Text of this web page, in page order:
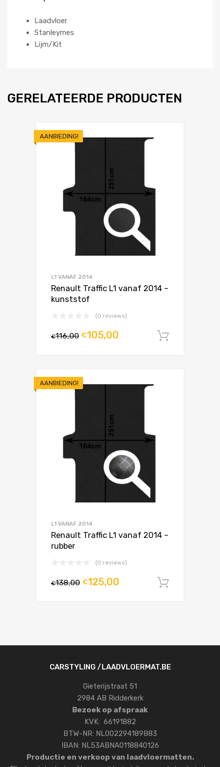
Laadvloer
Stanleymes
Lijm/Kit
GERELATEERDE PRODUCTEN
AANBIEDING!
L1 VANAF 2014
Renault Traffic L1 vanaf 2014 –
kunststof
(0 reviews)
€116,00 €105,00
AANBIEDING!
L1 VANAF 2014
Renault Traffic L1 vanaf 2014 –
rubber
(0 reviews)
€138,00 €125,00
CARSTYLING /LAADVLOERMAT.BE
Gieterijstraat 51
2984 AB Ridderkerk
Bezoek op afspraak
KVK: 66191882
BTW-NR: NL002294189B83
IBAN: NL53ABNA0118840126
Productie en verkoop van laadvloermatten.